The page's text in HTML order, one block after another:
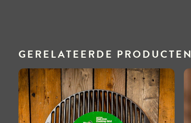
GERELATEERDE PRODUCTEN